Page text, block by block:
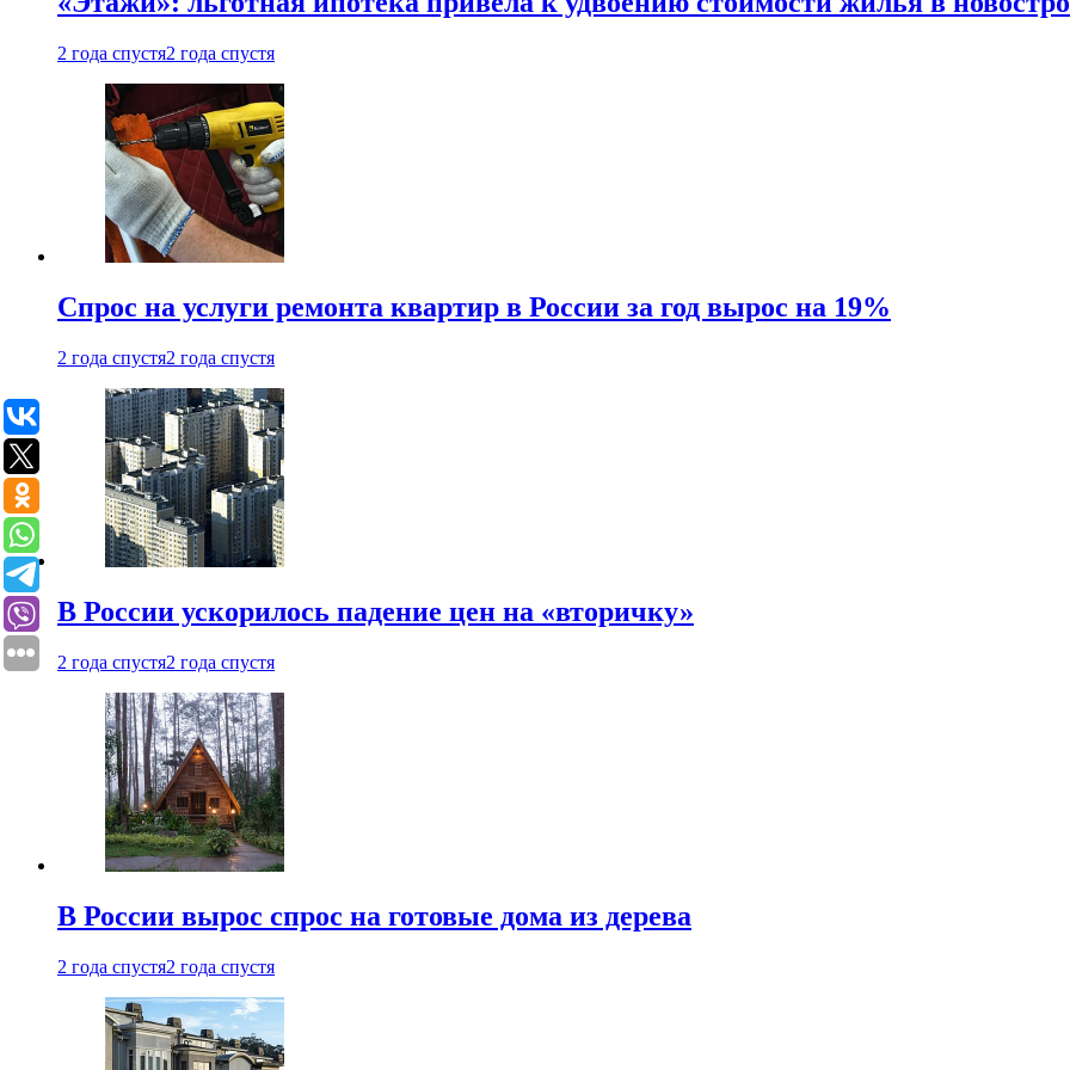
2 года спустя2 года спустя
Спрос на услуги ремонта квартир в России за год вырос на 19%
2 года спустя2 года спустя
В России ускорилось падение цен на «вторичку»
2 года спустя2 года спустя
В России вырос спрос на готовые дома из дерева
2 года спустя2 года спустя